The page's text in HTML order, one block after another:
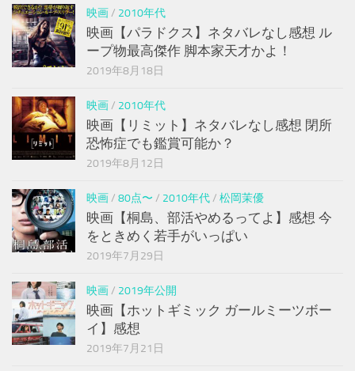
映画/ 2010年代
映画【パラドクス】ネタバレなし感想 ル
ープ物最高傑作 脚本家天才かよ！
2019年8月18日
映画/ 2010年代
映画【リミット】ネタバレなし感想 閉所
恐怖症でも鑑賞可能か？
2019年8月12日
映画/ 80点〜 / 2010年代/ 松岡茉優
映画【桐島、部活やめるってよ】感想 今
をときめく若手がいっぱい
2019年7月29日
映画/ 2019年公開
映画【ホットギミック ガールミーツボー
イ】感想
2019年7月21日